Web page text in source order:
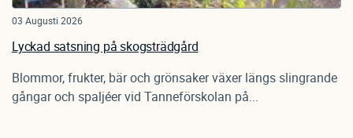
03 Augusti 2026
Lyckad satsning på skogsträdgård
Blommor, frukter, bär och grönsaker växer längs slingrande
gångar och spaljéer vid Tanneförskolan på...